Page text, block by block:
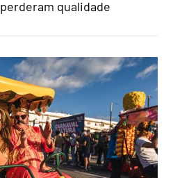
qualidade